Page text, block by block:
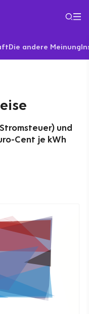
Die andere Meinung
und
Cent je kWh